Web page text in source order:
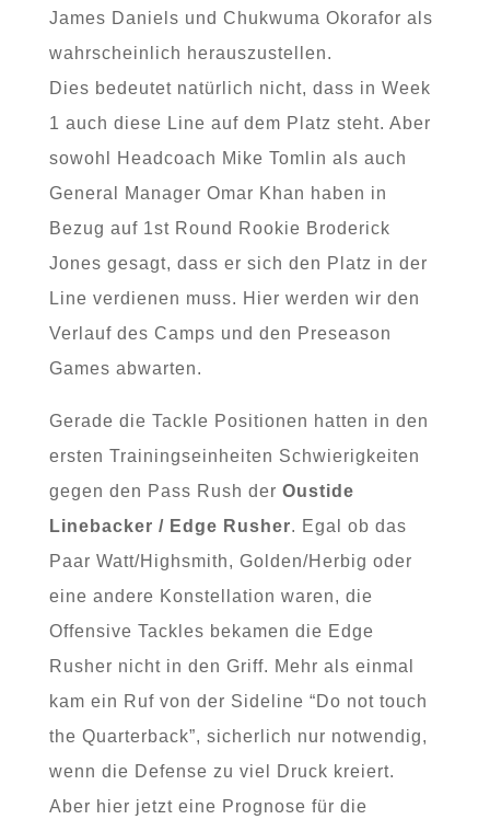
James Daniels und Chukwuma Okorafor als
wahrscheinlich herauszustellen.
Dies bedeutet natürlich nicht, dass in Week
1 auch diese Line auf dem Platz steht. Aber
sowohl Headcoach Mike Tomlin als auch
General Manager Omar Khan haben in
Bezug auf 1st Round Rookie Broderick
Jones gesagt, dass er sich den Platz in der
Line verdienen muss. Hier werden wir den
Verlauf des Camps und den Preseason
Games abwarten.
Gerade die Tackle Positionen hatten in den
ersten Trainingseinheiten Schwierigkeiten
gegen den Pass Rush der Oustide
Linebacker / Edge Rusher. Egal ob das
Paar Watt/Highsmith, Golden/Herbig oder
eine andere Konstellation waren, die
Offensive Tackles bekamen die Edge
Rusher nicht in den Griff. Mehr als einmal
kam ein Ruf von der Sideline “Do not touch
the Quarterback”, sicherlich nur notwendig,
wenn die Defense zu viel Druck kreiert.
Aber hier jetzt eine Prognose für die